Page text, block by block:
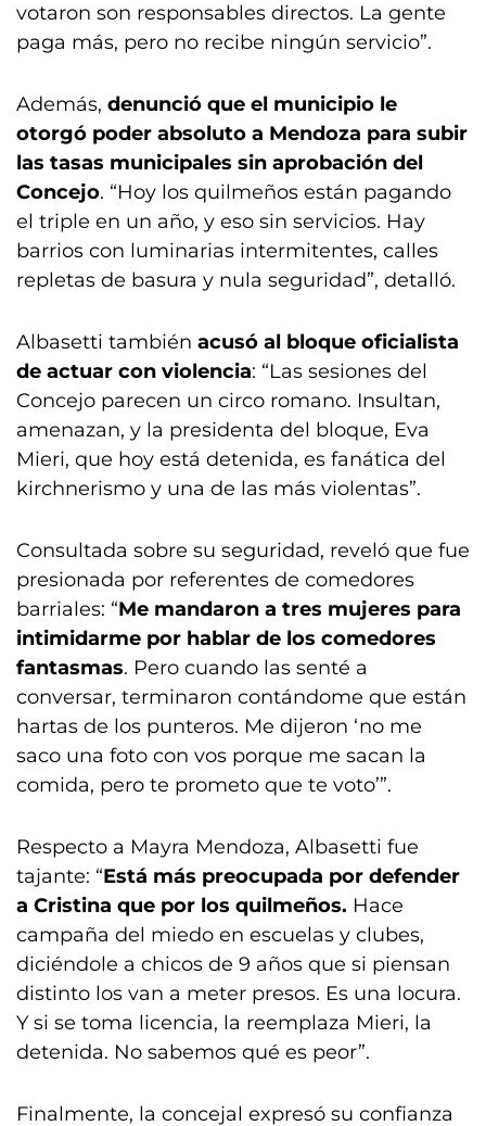
votaron son responsables directos. La gente
paga más, pero no recibe ningún servicio”.
Además, denunció que el municipio le
otorgó poder absoluto a Mendoza para subir
las tasas municipales sin aprobación del
Concejo. “Hoy los quilmeños están pagando
el triple en un año, y eso sin servicios. Hay
barrios con luminarias intermitentes, calles
repletas de basura y nula seguridad”, detalló.
Albasetti también acusó al bloque oficialista
de actuar con violencia: “Las sesiones del
Concejo parecen un circo romano. Insultan,
amenazan, y la presidenta del bloque, Eva
Mieri, que hoy está detenida, es fanática del
kirchnerismo y una de las más violentas”.
Consultada sobre su seguridad, reveló que fue
presionada por referentes de comedores
barriales: “Me mandaron a tres mujeres para
intimidarme por hablar de los comedores
fantasmas. Pero cuando las senté a
conversar, terminaron contándome que están
hartas de los punteros. Me dijeron ‘no me
saco una foto con vos porque me sacan la
comida, pero te prometo que te voto’”.
Respecto a Mayra Mendoza, Albasetti fue
tajante: “Está más preocupada por defender
a Cristina que por los quilmeños. Hace
campaña del miedo en escuelas y clubes,
diciéndole a chicos de 9 años que si piensan
distinto los van a meter presos. Es una locura.
Y si se toma licencia, la reemplaza Mieri, la
detenida. No sabemos qué es peor”.
Finalmente, la concejal expresó su confianza